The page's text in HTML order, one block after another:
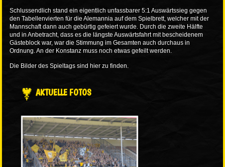
Schlussendlich stand ein eigentlich unfassbarer 5:1 Auswärtssieg gegen
den Tabellenvierten für die Alemannia auf dem Spielbrett, welcher mit der
Mannschaft dann auch gebürtig gefeiert wurde. Durch die zweite Hälfte
und in Anbetracht, dass es die längste Auswärtsfahrt mit bescheidenem
Gästeblock war, war die Stimmung im Gesamten auch durchaus in
Ordnung. An der Konstanz muss noch etwas gefeilt werden.
Die Bilder des Spieltags sind hier zu finden.
AKTUELLE FOTOS